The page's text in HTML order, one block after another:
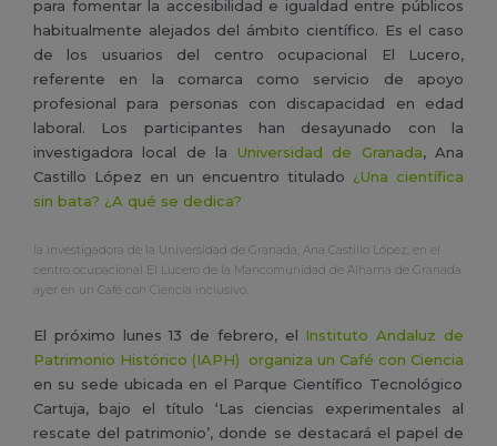
para fomentar la accesibilidad e igualdad entre públicos
habitualmente alejados del ámbito científico. Es el caso
de los usuarios del centro ocupacional El Lucero,
referente en la comarca como servicio de apoyo
profesional para personas con discapacidad en edad
laboral. Los participantes han desayunado con la
investigadora local de la Universidad de Granada, Ana
Castillo López en un encuentro titulado ¿Una científica
sin bata? ¿A qué se dedica?
la investigadora de la Universidad de Granada, Ana Castillo López, en el
centro ocupacional El Lucero de la Mancomunidad de Alhama de Granada
ayer en un Café con Ciencia inclusivo.
El próximo lunes 13 de febrero, el Instituto Andaluz de
Patrimonio Histórico (IAPH) organiza un Café con Ciencia
en su sede ubicada en el Parque Científico Tecnológico
Cartuja, bajo el título ‘Las ciencias experimentales al
rescate del patrimonio’, donde se destacará el papel de